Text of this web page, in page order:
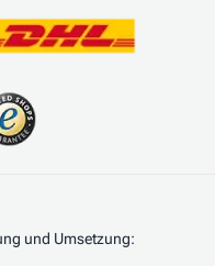
und Umsetzung: